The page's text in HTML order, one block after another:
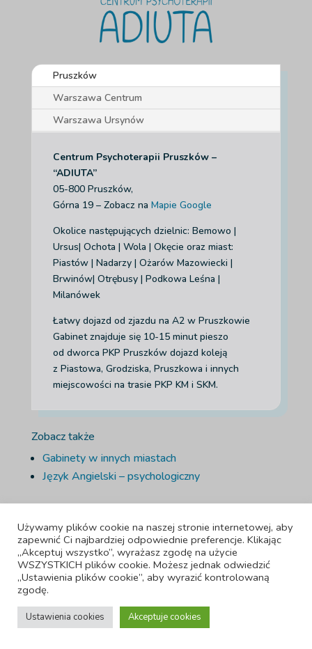
Pruszków
Warszawa Centrum
Warszawa Ursynów
Centrum Psychoterapii Pruszków –
“ADIUTA”
05-800 Pruszków,
Górna 19 – Zobacz na Mapie Google
Okolice następujących dzielnic: Bemowo |
Ursus| Ochota | Wola | Okęcie oraz miast:
Piastów | Nadarzy | Ożarów Mazowiecki |
Brwinów| Otrębusy | Podkowa Leśna |
Milanówek
Łatwy dojazd od zjazdu na A2 w Pruszkowie
Gabinet znajduje się 10-15 minut pieszo
od dworca PKP Pruszków dojazd koleją
z Piastowa, Grodziska, Pruszkowa i innych
miejscowości na trasie PKP KM i SKM.
Zobacz także
Gabinety w innych miastach
Język Angielski – psychologiczny
Adiuta LTD, 42-44 Bishopsgate , Londyn, Anglia, EC2N 4AH, numer
©Adiuta – Centrum psychoterapii – Warszawa, Pruszków,
Używamy plików cookie na naszej stronie internetowej, aby
zapewnić Ci najbardziej odpowiednie preferencje. Klikając
„Akceptuj wszystko”, wyrażasz zgodę na użycie
WSZYSTKICH plików cookie. Możesz jednak odwiedzić
„Ustawienia plików cookie”, aby wyrazić kontrolowaną
zgodę.
Ustawienia cookies Akceptuje cookies